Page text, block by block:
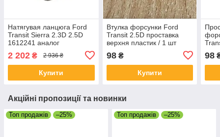
Натягувая ланцюга Ford
Transit Sierra 2.3D 2.5D
1612241 аналог
2 202 ₴ 2 936 ₴
Купити
Втулка форсунки Ford
Transit 2.5D проставка
верхня пластик / 1 шт
98₴
Купити
98
Акційні пропозиції та новинки
Топ продажів –25% Топ продажів –25%